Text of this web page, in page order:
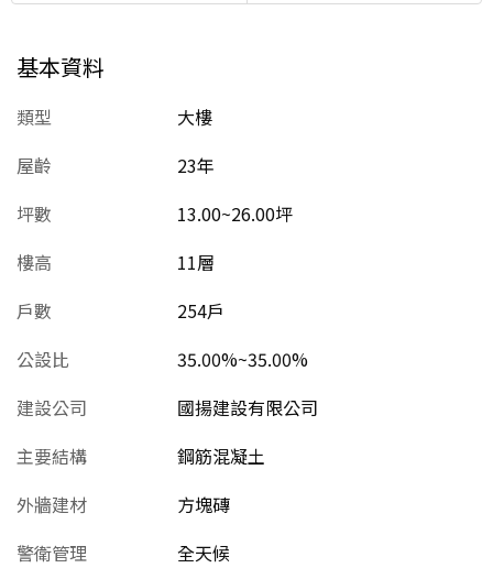
基本資料
類型
大樓
屋齡
23年
坪數
13.00~26.00坪
樓高
11層
戶數
254戶
公設比
35.00%~35.00%
建設公司
國揚建設有限公司
主要結構
鋼筋混凝土
外牆建材
方塊磚
警衛管理
全天候